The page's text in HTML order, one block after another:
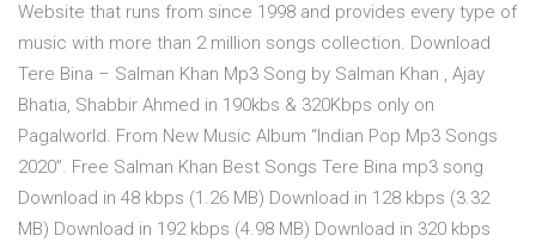
Website that runs from since 1998 and provides every type of
music with more than 2 million songs collection. Download
Tere Bina – Salman Khan Mp3 Song by Salman Khan , Ajay
Bhatia, Shabbir Ahmed in 190kbs & 320Kbps only on
Pagalworld. From New Music Album “Indian Pop Mp3 Songs
2020”. Free Salman Khan Best Songs Tere Bina mp3 song
Download in 48 kbps (1.26 MB) Download in 128 kbps (3.32
MB) Download in 192 kbps (4.98 MB) Download in 320 kbps